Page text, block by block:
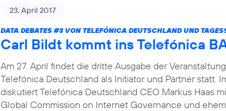
23. April 2017
DATA DEBATES #3VON TELEFÓNICA DEUTSCHLAND UND
Carl Bildt kommt ins Telefónica
Am 27. April findet die dritte Ausgabe der
Telefónica Deutschland als Initiator und Partner statt.
diskutiert Telefónica Deutschland CEO Markus Haas
Global Commission on Internet Governance und